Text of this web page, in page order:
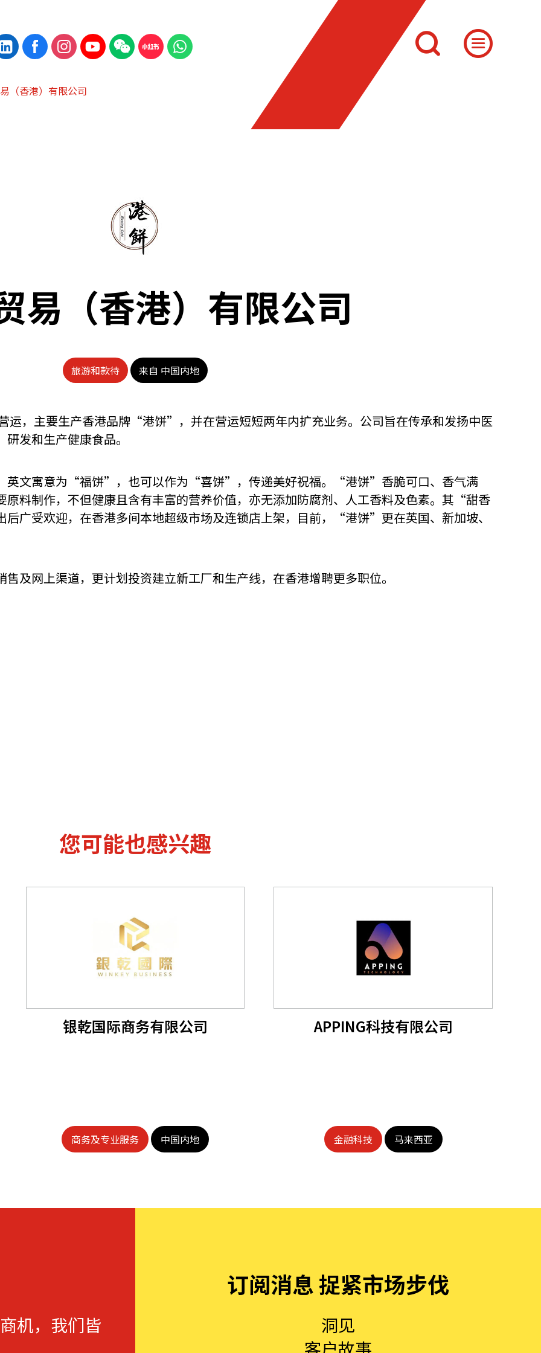
遇：政府招标公告 推荐表格 其他语文内容 招聘
（香港）有限公司
易（香港）有限公司
旅游和款待 来自 中国内地
运，主要生产香港品牌“港饼”，并在营运短短两年内扩充业务。公司旨在传承和发扬中医
发和生产健康食品。
文寓意为“福饼”，也可以作为“喜饼”，传递美好祝福。“港饼”香脆可口、香气满
原料制作，不但健康且含有丰富的营养价值，亦无添加防腐剂、人工香料及色素。其“甜香
广受欢迎，在香港多间本地超级市场及连锁店上架，目前，“港饼”更在英国、新加坡、
及网上渠道，更计划投资建立新工厂和生产线，在香港增聘更多职位。
您可能也感兴趣
银乾国际商务有限公司
商务及专业服务 中国内地
APPING科技有限公司
金融科技 马来西亚
机，我们皆
订阅消息 捉紧市场步伐
洞见
客户故事